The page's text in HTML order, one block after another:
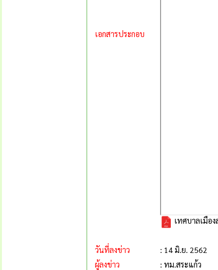
เอกสารประกอบ
เทศบาลเมือ
วันที่ลงข่าว
: 14 มิ.ย. 2562
ผู้ลงข่าว
: ทม.สระแก้ว